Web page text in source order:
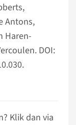
Antons,
Haren-
DOI:
Klik dan via